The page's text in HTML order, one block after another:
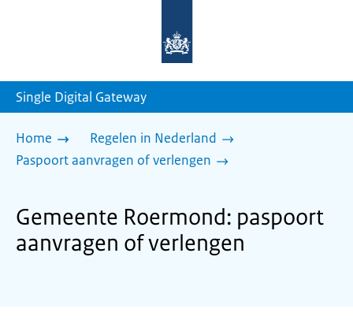
homepage
Single Digital Gateway
Home
Regelen in Nederland
Paspoort aanvragen of verlengen
Gemeente Roermond: paspoort
aanvragen of verlengen